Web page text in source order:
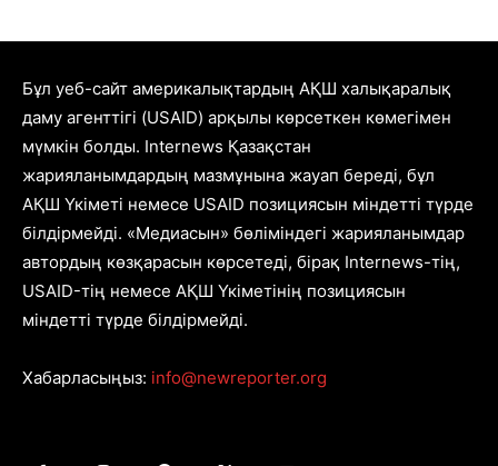
Бұл уеб-сайт америкалықтардың АҚШ халықаралық
даму агенттігі (USAID) арқылы көрсеткен көмегімен
мүмкін болды. Internews Қазақстан
жарияланымдардың мазмұнына жауап береді, бұл
АҚШ Үкіметі немесе USAID позициясын міндетті түрде
білдірмейді. «Медиасын» бөліміндегі жарияланымдар
автордың көзқарасын көрсетеді, бірақ Internews-тің,
USAID-тің немесе АҚШ Үкіметінің позициясын
міндетті түрде білдірмейді.
Хабарласыңыз: info@newreporter.org